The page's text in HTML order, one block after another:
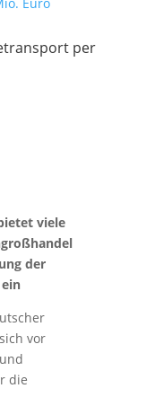
per
viele
der
vor
die